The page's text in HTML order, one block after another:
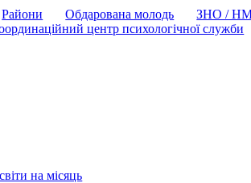
Райони Обдарована молодь ЗНО /
центр психологічної служби
на мiсяць